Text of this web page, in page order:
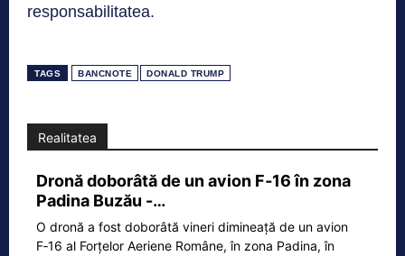
responsabilitatea.
TAGS BANCNOTE DONALD TRUMP
Realitatea
Dronă doborâtă de un avion F‑16 în zona
Padina Buzău -…
O dronă a fost doborâtă vineri dimineață de un avion
F‑16 al Forțelor Aeriene Române, în zona Padina, în